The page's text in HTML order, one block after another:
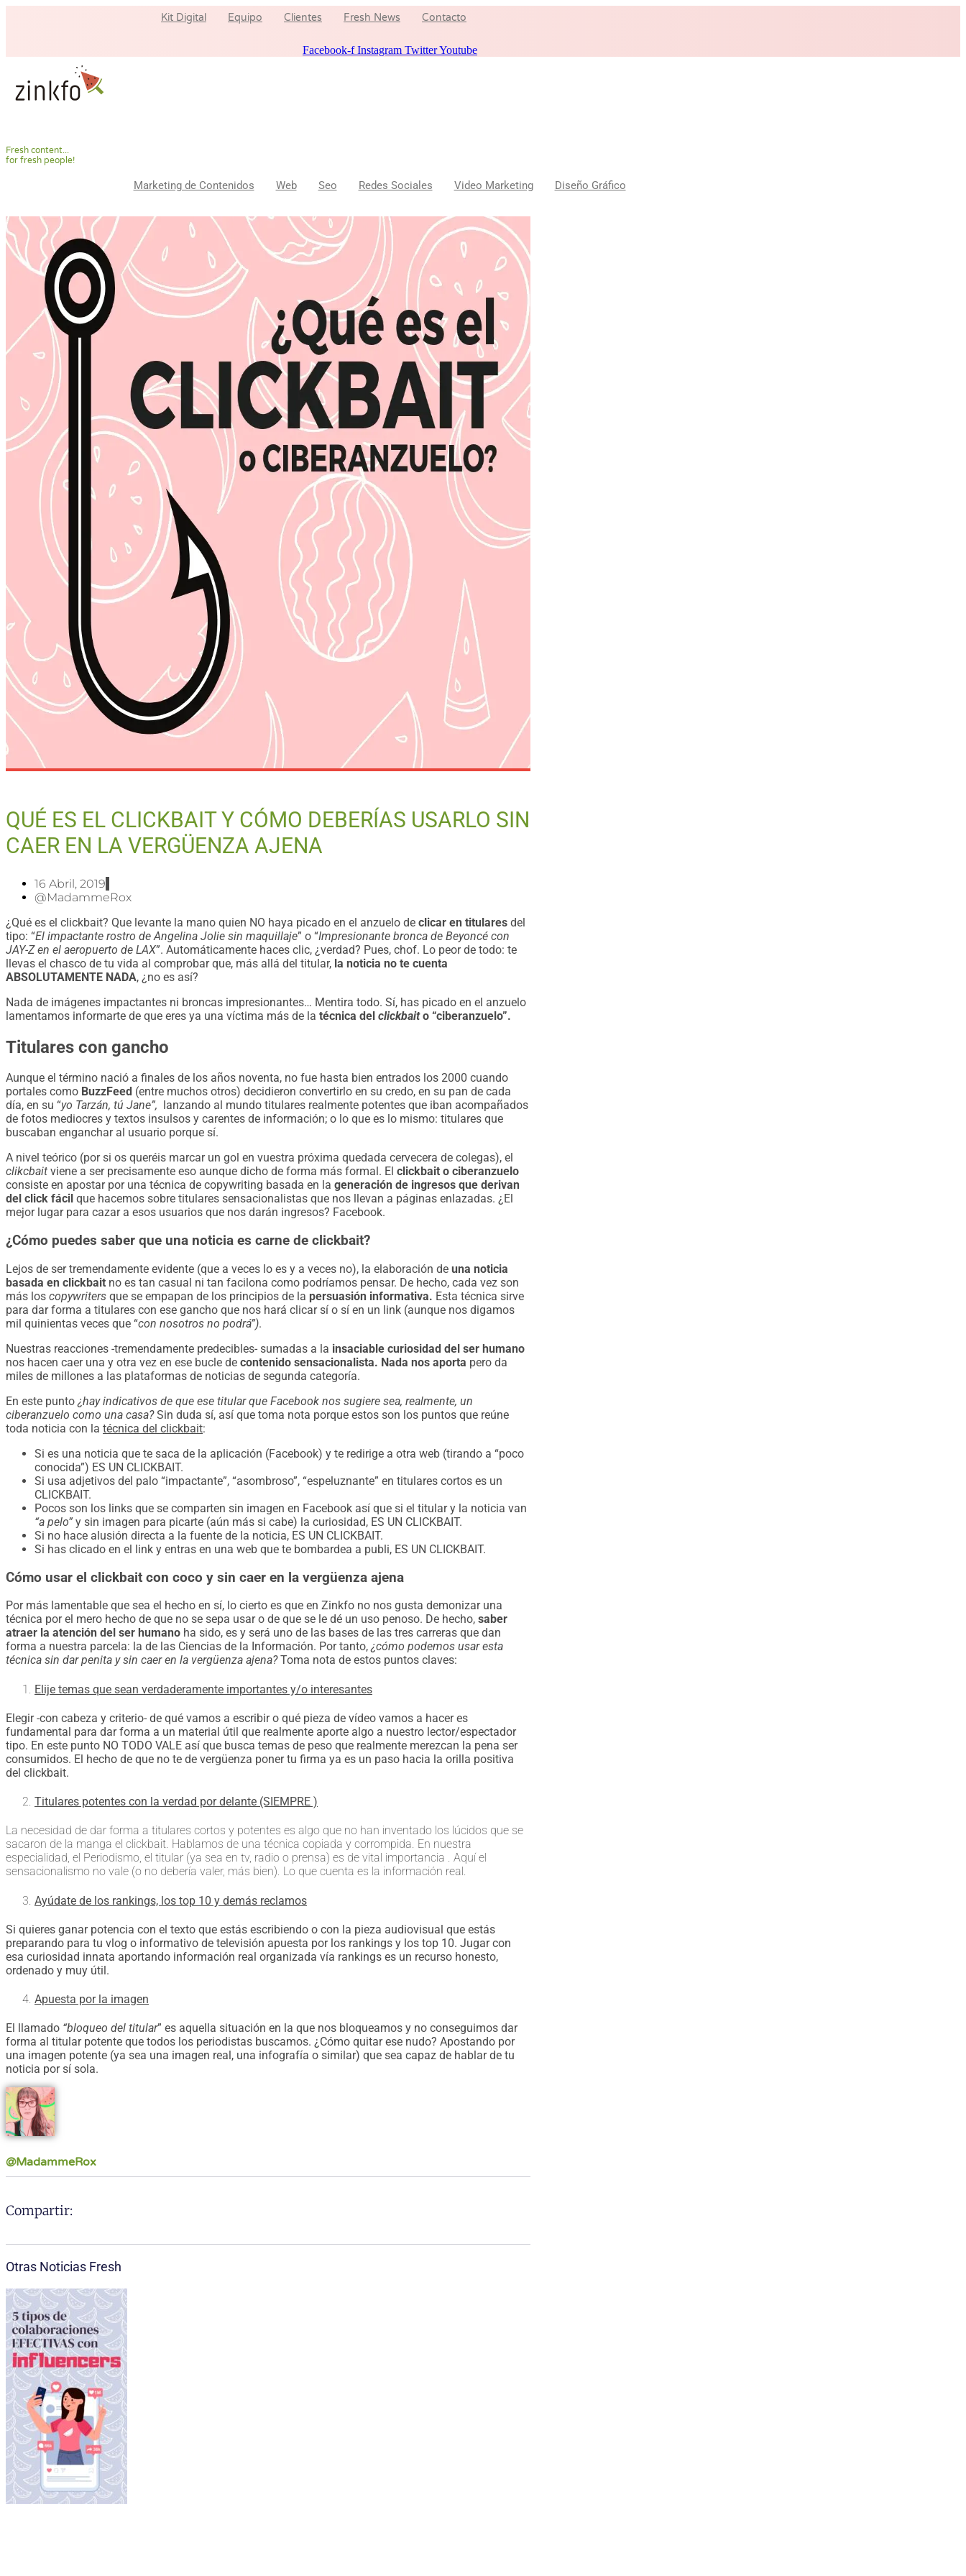
Kit Digital Equipo Clientes Fresh News Contacto
Facebook-f Instagram TwitterYoutube
Fresh content...
for fresh people!
Marketing de Contenidos Web Seo Redes Sociales Video Marketing Diseño Gráfico
QUÉ ES EL CLICKBAIT Y CÓMO DEBERÍAS USARLO SIN
CAER EN LA VERGÜENZA AJENA
16 Abril, 2019
@MadammeRox
¿Qué es el clickbait? Que levante la mano quien NO haya picado en el anzuelo de clicar en titulares del
tipo: “El impactante rostro de Angelina Jolie sin maquillaje” o “Impresionante bronca de Beyoncé con
JAY-Z en el aeropuerto de LAX”. Automáticamente haces clic, ¿verdad? Pues, chof. Lo peor de todo: te
llevas el chasco de tu vida al comprobar que, más allá del titular, la noticia no te cuenta
ABSOLUTAMENTE NADA, ¿no es así?
Nada de imágenes impactantes ni broncas impresionantes… Mentira todo. Sí, has picado en el anzuelo
lamentamos informarte de que eres ya una víctima más de la técnica del clickbaito “ciberanzuelo”.
Titulares con gancho
Aunque el término nació a finales de los años noventa, no fue hasta bien entrados los 2000 cuando
portales como BuzzFeed (entre muchos otros) decidieron convertirlo en su credo, en su pan de cada
día, en su “yo Tarzán, tú Jane”,
lanzando al mundo titulares realmente potentes que iban acompañados
de fotos mediocres y textos insulsos y carentes de información; o lo que es lo mismo: titulares que
buscaban enganchar al usuario porque sí.
A nivel teórico (por si os queréis marcar un gol en vuestra próxima quedada cervecera de colegas), el
clikcbait viene a ser precisamente eso aunque dicho de forma más formal. El clickbait o ciberanzuelo
consiste en apostar por una técnica de copywriting basada en la generación de ingresos que derivan
del click fácil que hacemos sobre titulares sensacionalistas que nos llevan a páginas enlazadas. ¿El
mejor lugar para cazar a esos usuarios que nos darán ingresos? Facebook.
¿Cómo puedes saber que una noticia es carne de clickbait?
Lejos de ser tremendamente evidente (que a veces lo es y a veces no), la elaboración de una noticia
basada en clickbait no es tan casual ni tan facilona como podríamos pensar. De hecho, cada vez son
más los copywriters que se empapan de los principios de la persuasión informativa. Esta técnica sirve
para dar forma a titulares con ese gancho que nos hará clicar sí o sí en un link (aunque nos digamos
mil quinientas veces que “con nosotros no podrá”).
Nuestras reacciones -tremendamente predecibles- sumadas a la insaciable curiosidad del ser humano
nos hacen caer una y otra vez en ese bucle de contenido sensacionalista. Nada nos aporta pero da
miles de millones a las plataformas de noticias de segunda categoría.
En este punto ¿hay indicativos de que ese titular que Facebook nos sugiere sea, realmente, un
ciberanzuelo como una casa?Sin duda sí, así que toma nota porque estos son los puntos que reúne
toda noticia con la técnica del clickbait:
Si es una noticia que te saca de la aplicación (Facebook) y te redirige a otra web (tirando a “poco
conocida”) ES UN CLICKBAIT.
Si usa adjetivos del palo “impactante”, “asombroso”, “espeluznante” en titulares cortos es un
CLICKBAIT.
Pocos son los links que se comparten sin imagen en Facebook así que si el titular y la noticia van
“a pelo” y sin imagen para picarte (aún más si cabe) la curiosidad, ES UN CLICKBAIT.
Si no hace alusión directa a la fuente de la noticia, ES UN CLICKBAIT.
Si has clicado en el link y entras en una web que te bombardea a publi, ES UN CLICKBAIT.
Cómo usar el clickbait con coco y sin caer en la vergüenza ajena
Por más lamentable que sea el hecho en sí, lo cierto es que en Zinkfo no nos gusta demonizar una
técnica por el mero hecho de que no se sepa usar o de que se le dé un uso penoso. De hecho, saber
atraer la atención del ser humano ha sido, es y será uno de las bases de las tres carreras que dan
forma a nuestra parcela: la de las Ciencias de la Información. Por tanto, ¿cómo podemos usar esta
técnica sin dar penita y sin caer en la vergüenza ajena?Toma nota de estos puntos claves:
Elije temas que sean verdaderamente importantes y/o interesantes
Elegir -con cabeza y criterio- de qué vamos a escribir o qué pieza de vídeo vamos a hacer es
fundamental para dar forma a un material útil que realmente aporte algo a nuestro lector/espectador
tipo. En este punto NO TODO VALE así que busca temas de peso que realmente merezcan la pena ser
consumidos. El hecho de que no te de vergüenza poner tu firma ya es un paso hacia la orilla positiva
del clickbait.
Titulares potentes con la verdad por delante (SIEMPRE )
La necesidad de dar forma a titulares cortos y potentes es algo que no han inventado los lúcidos que se
sacaron de la manga el clickbait. Hablamos de una técnica copiada y corrompida. En nuestra
especialidad, el Periodismo, el titular (ya sea en tv, radio o prensa) es de vital importancia . Aquí el
sensacionalismo no vale (o no debería valer, más bien). Lo que cuenta es la información real.
Ayúdate de los rankings, los top 10 y demás reclamos
Si quieres ganar potencia con el texto que estás escribiendo o con la pieza audiovisual que estás
preparando para tu vlog o informativo de televisión apuesta por los rankings y los top 10. Jugar con
esa curiosidad innata aportando información real organizada vía rankings es un recurso honesto,
ordenado y muy útil.
Apuesta por la imagen
El llamado “bloqueo del titular” es aquella situación en la que nos bloqueamos y no conseguimos dar
forma al titular potente que todos los periodistas buscamos. ¿Cómo quitar ese nudo? Apostando por
una imagen potente (ya sea una imagen real, una infografía o similar) que sea capaz de hablar de tu
noticia por sí sola.
@MadammeRox
Compartir:
Otras Noticias Fresh